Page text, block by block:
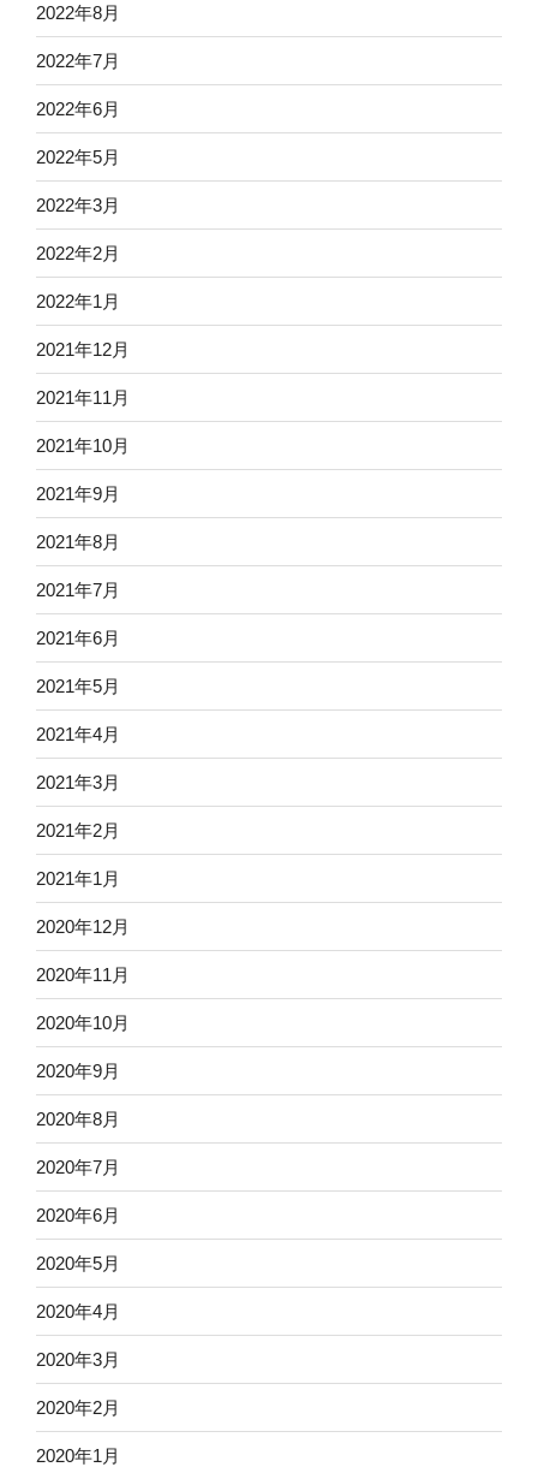
2022年8月
2022年7月
2022年6月
2022年5月
2022年3月
2022年2月
2022年1月
2021年12月
2021年11月
2021年10月
2021年9月
2021年8月
2021年7月
2021年6月
2021年5月
2021年4月
2021年3月
2021年2月
2021年1月
2020年12月
2020年11月
2020年10月
2020年9月
2020年8月
2020年7月
2020年6月
2020年5月
2020年4月
2020年3月
2020年2月
2020年1月